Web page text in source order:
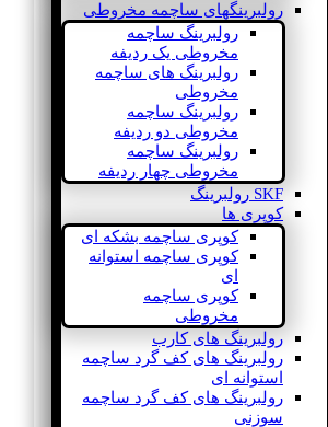
رولبرینگهای ساچمه مخروطی
رولبرینگ ساچمه
مخروطی یک ردیفه
رولبرینگ های ساچمه
مخروطی
رولبرینگ ساچمه
مخروطی دو ردیفه
رولبرینگ ساچمه
مخروطی چهار ردیفه
SKF رولبرینگ
کوپری ها
کوپری ساچمه بشکه ای
کوپری ساچمه استوانه
ای
کوپری ساچمه
مخروطی
رولبرینگ های کارب
رولبرینگ های کف گرد ساچمه
استوانه ای
رولبرینگ های کف گرد ساچمه
سوزنی